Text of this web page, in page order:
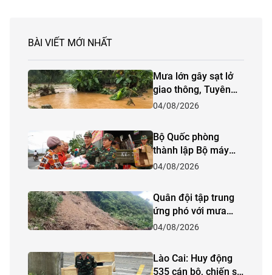
BÀI VIẾT MỚI NHẤT
Mưa lớn gây sạt lở
giao thông, Tuyên
Quang khẩn trương
04/08/2026
Bộ Quốc phòng
thành lập Bộ máy
quản lý Quỹ phòng
04/08/2026
Quân đội tập trung
ứng phó với mưa
lớn, lũ quét, sạt lở
04/08/2026
Lào Cai: Huy động
535 cán bộ, chiến sĩ